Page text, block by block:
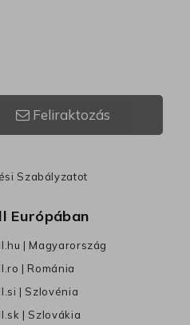
Feliraktozás
Szabályzatot
Európában
| Magyarország
| Románia
| Szlovénia
| Szlovákia